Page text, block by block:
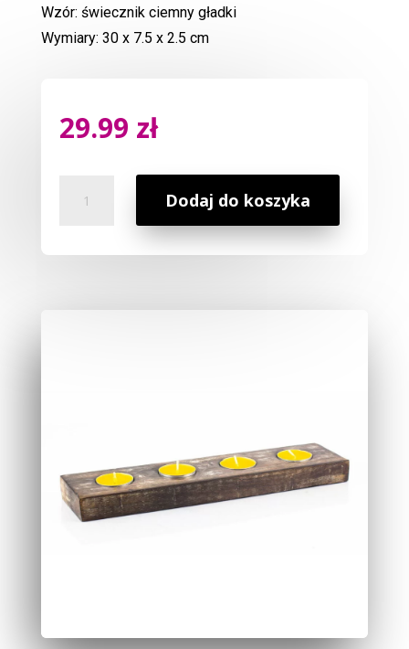
Wzór: świecznik ciemny gładki
Wymiary: 30 x 7.5 x 2.5 cm
29.99 zł
Świecznik
Dodaj do koszyka